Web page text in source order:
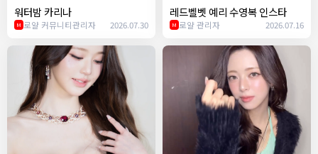
워터밤 카리나
M 로얄 커뮤니티관리자 2026.07.30
레드벨벳 예리 수영복 인스타
M 로얄 관리자 2026.07.16